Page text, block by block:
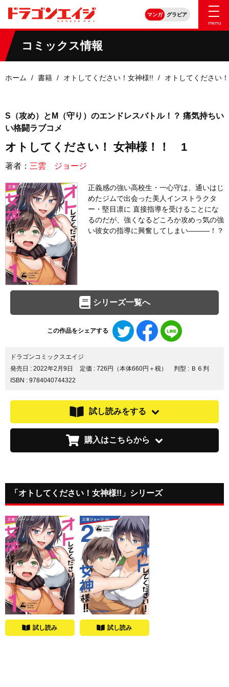
マンガ
グラビア
menu
コミックス情報
ホーム 書籍 オトしてください！女神様!! オトしてください
S（攻め）とM（守り）のエンドレスバトル！？ 痛気持ちい
い格闘ラブコメ
オトしてください！ 女神様！！ 1
著者： 三雲 ジョージ
正義感の強い高校生・一心守は、通いはじ
めたジムで出会った美人インストラクタ
ー・堅目凛に 直接指導を受けることにな
るのだが、強くなるどころか攻めっ気の強
い彼女の指導に興奮してしまい―――！？
シリーズ一覧へ
この作品をシェアする
Twitter
で
ア
Facebook
で
ア
で
ア
ドラゴンコミックスエイジ
発売日 : 2022年2月9日 定価 : 726円（本体660円＋税）
判型 : Ｂ６判
ISBN : 9784040744322
試し読みをする
購入はこちらから
「オトしてください！女神様!!」シリーズ
試し読み 試し読み